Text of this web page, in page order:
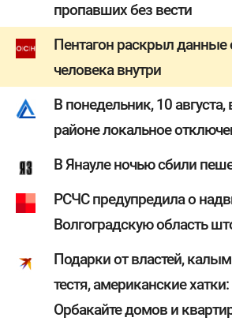
пропавших без вести
Пентагон раскрыл
человека внутри
В понедельник, 10
районе локальное
В Янауле ночью сбили
РСЧС предупредила о
Волгоградскую область
Подарки от властей, калым
тестя, американские
Орбакайте домов и